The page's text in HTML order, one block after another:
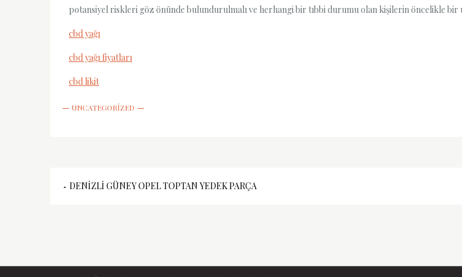
potansiyel riskleri göz önünde bulundurulmalı ve herhangi bir tıbbi durumu olan kişilerin öncelikle bir
cbd yağı
cbd yağı fiyatları
cbd likit
UNCATEGORIZED
Yazı
DENIZLI GÜNEY OPEL TOPTAN YEDEK PARÇA